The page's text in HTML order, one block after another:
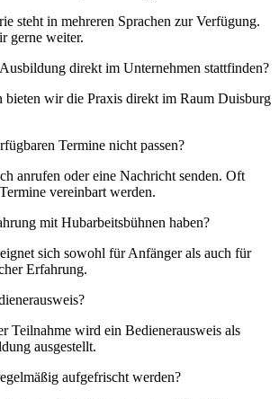
steht in mehreren Sprachen zur Verfügung.
gerne weiter.
direkt im Unternehmen stattfinden?
bieten wir die Praxis direkt im Raum Duisburg
Termine nicht passen?
anrufen oder eine Nachricht senden. Oft
vereinbart werden.
mit Hubarbeitsbühnen haben?
sich sowohl für Anfänger als auch für
Erfahrung.
Teilnahme wird ein Bedienerausweis als
ausgestellt.
aufgefrischt werden?